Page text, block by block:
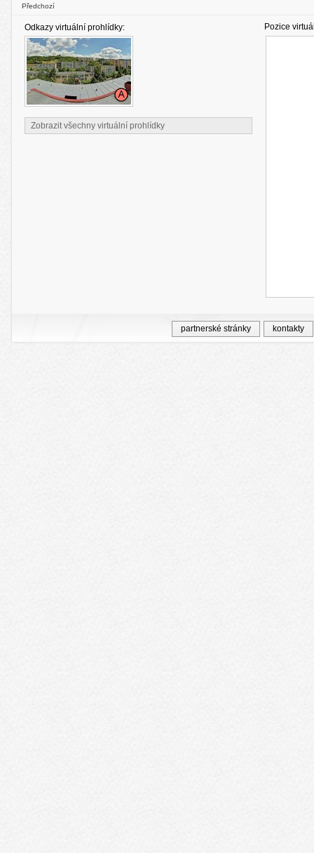
Předchozí
Odkazy virtuální prohlídky: Pozice
Zobrazit všechny virtuální prohlídky
partnerské stránky kontakty